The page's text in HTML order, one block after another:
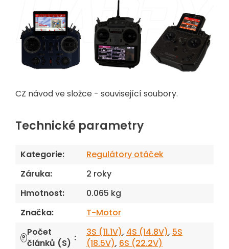
CZ návod ve složce - související soubory.
Technické parametry
Kategorie:
Regulátory otáček
Záruka:
2 roky
Hmotnost:
0.065 kg
Značka: T-Motor
?Počet
článků (S) : 3S (11.1V), 4S (14.8V), 5S
(18.5V), 6S (22.2V)